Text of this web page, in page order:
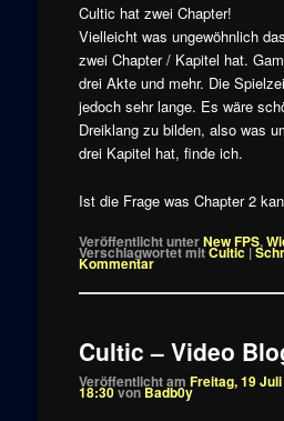
Cultic hat zwei Chapter!
Vielleicht was ungewöhnlich
zwei Chapter / Kapitel hat.
drei Akte und mehr. Die
jedoch sehr lange. Es wäre
Dreiklang zu bilden, also was
drei Kapitel hat, finde ich.
Ist die Frage was Chapter 2
Veröffentlicht unterNew FPS,
Verschlagwortet mitCultic |
Kommentar
Cultic – Video
Veröffentlicht am Freitag, 19
18:30vonBadb0y